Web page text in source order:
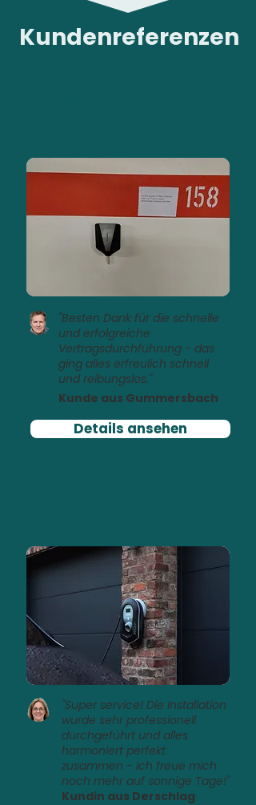
Kundenreferenzen
"Besten Dank für die schnelle
und erfolgreiche
Vertragsdurchführung - das
ging alles erfreulich schnell
und reibungslos."
Kunde aus Gummersbach
Details ansehen
"Super service! Die Installation
wurde sehr professionell
durchgeführt und alles
harmoniert perfekt
zusammen - Ich freue mich
noch mehr auf sonnige Tage!"
Kundin aus Derschlag